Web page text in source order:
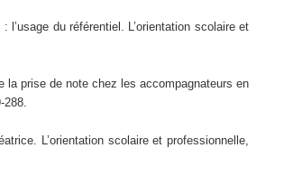
du référentiel. L’orientation scolaire et
la prise de note chez les accompagnateurs en
288.
L’orientation scolaire et professionnelle,